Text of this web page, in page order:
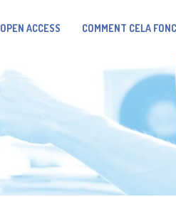
OPEN ACCESS COMMENT CELA